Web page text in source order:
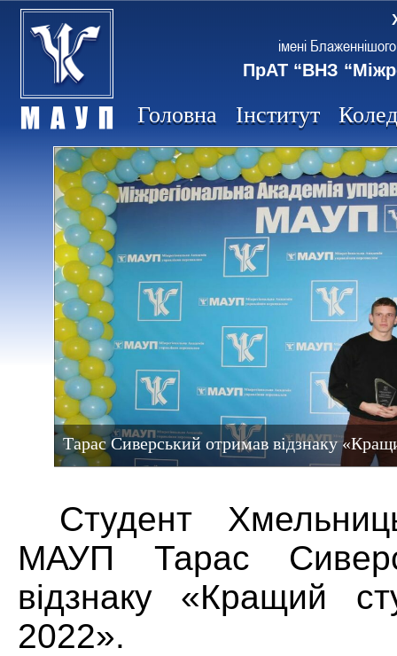
імені
ПрАТ “ВНЗ
Головна Інститут
Тарас Сиверський отримав відзнаку
Студент
МАУП Тарас
відзнаку «Кращий
2022».